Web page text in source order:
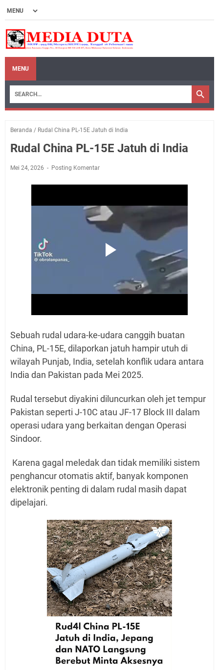
MENU
Beranda / Rudal China PL-15E Jatuh di India
Rudal China PL-15E Jatuh di India
Mei 24, 2026 Posting Komentar
Sebuah rudal udara-ke-udara canggih buatan
China, PL-15E, dilaporkan jatuh hampir utuh di
wilayah Punjab, India, setelah konflik udara antara
India dan Pakistan pada Mei 2025.
Rudal tersebut diyakini diluncurkan oleh jet tempur
Pakistan seperti J-10C atau JF-17 Block III dalam
operasi udara yang berkaitan dengan Operasi
Sindoor.
Karena gagal meledak dan tidak memiliki sistem
penghancur otomatis aktif, banyak komponen
elektronik penting di dalam rudal masih dapat
dipelajari.